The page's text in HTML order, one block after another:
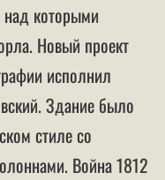
которыми
Новый проект
исполнил
Здание было
стиле со
Война 1812